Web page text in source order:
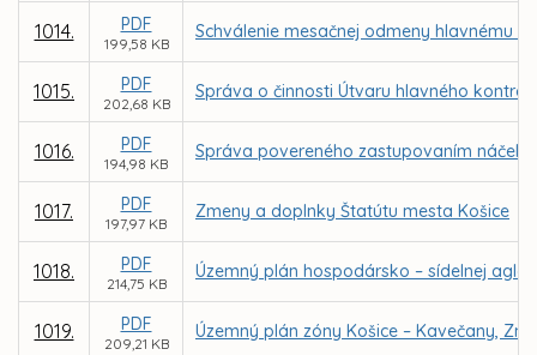
1014. PDF
199,58 KB
Schválenie mesačnej odmeny hlavnému
1015. PDF
202,68 KB
Správa o činnosti Útvaru hlavného
1016. PDF
194,98 KB
Správa povereného zastupovaním
1017. PDF
197,97 KB
Zmeny a doplnky Štatútu mesta Košice
1018. PDF
214,75 KB
Územný plán hospodársko – sídelnej
1019. PDF
209,21 KB
Územný plán zóny Košice – Kavečany,